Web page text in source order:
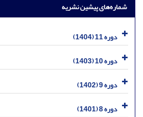
شماره‌های پیشین نشریه
دوره 11 (1404)
دوره 10 (1403)
دوره 9 (1402)
دوره 8 (1401)